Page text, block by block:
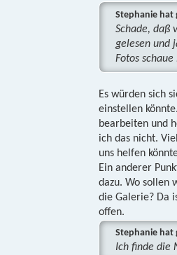
Stephanie hat
Schade, daß
gelesen und
Fotos
Es würden sich
einstellen
bearbeiten und
ich das nicht.
uns helfen
Ein anderer
dazu. Wo sollen
die Galerie? Da
offen.
Stephanie hat
Ich finde die